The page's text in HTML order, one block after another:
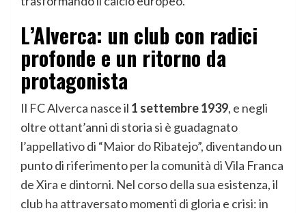
L’Alverca: un club con radici
profonde e un ritorno da
protagonista
Il FC Alverca nasce il 1 settembre 1939, e negli
oltre ottant’anni di storia si è guadagnato
l’appellativo di “Maior do Ribatejo”, diventando un
punto di riferimento per la comunità di Vila Franca
de Xira e dintorni. Nel corso della sua esistenza, il
club ha attraversato momenti di gloria e crisi: in